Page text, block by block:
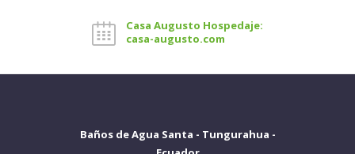
Casa Augusto Hospedaje:
casa-augusto.com
Baños de Agua Santa - Tungurahua -